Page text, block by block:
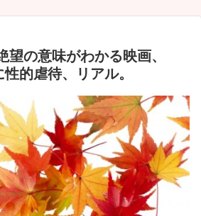
望の意味がわかる映画、
的虐待、リアル。